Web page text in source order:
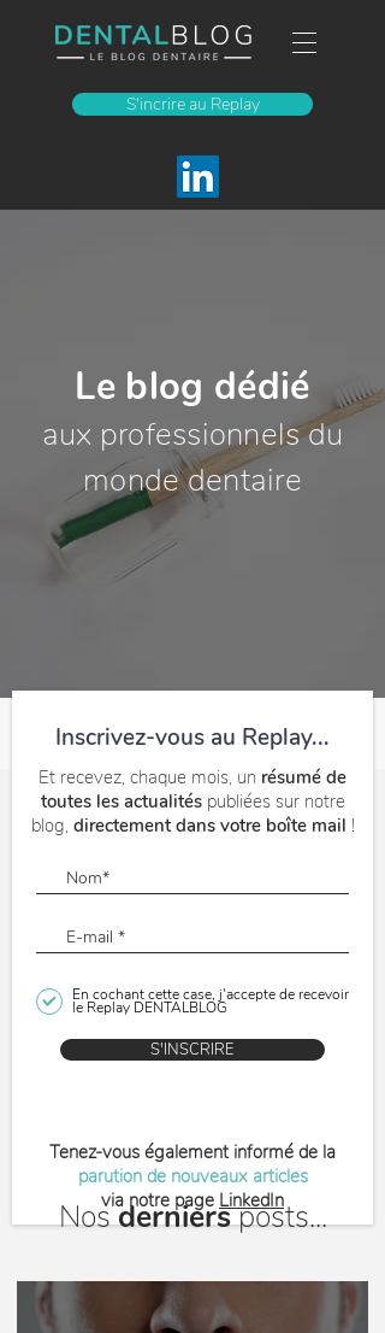
S'incrire au Replay
Le blog dédié
aux professionnels du
monde dentaire
Inscrivez-vous au Replay...
Et recevez, chaque mois, un résumé de
toutes les actualitéspubliées sur notre
blog, directement dans votre boîte mail !
En cochant cette case, j'accepte de recevoir
le Replay DENTALBLOG
S'INSCRIRE
Tenez-vous également informé de la
parution de nouveaux articles
via notre page LinkedIn
Nosderniersposts...